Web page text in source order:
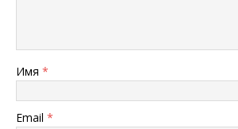
Имя *
Email *